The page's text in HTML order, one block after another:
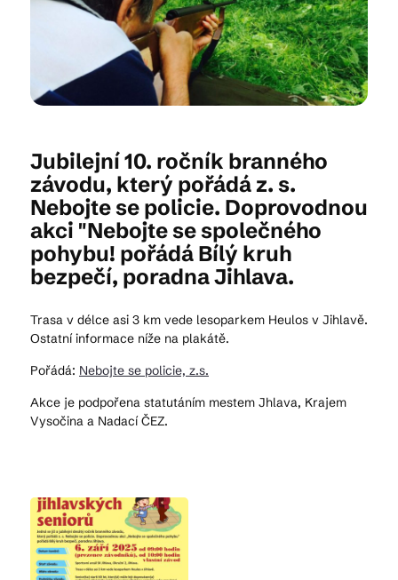
Praktické info
Kam vyrazit
CS EN DE
© 2026 Brána Jihlavy
Jubilejní 10. ročník branného
závodu, který pořádá z. s.
Nebojte se policie. Doprovodnou
akci "Nebojte se společného
pohybu! pořádá Bílý kruh
bezpečí, poradna Jihlava.
Trasa v délce asi 3 km vede lesoparkem Heulos v Jihlavě.
Ostatní informace níže na plakátě.
Pořádá: Nebojte se policie, z.s.
Akce je podpořena statutáním mestem Jhlava, Krajem
Vysočina a Nadací ČEZ.